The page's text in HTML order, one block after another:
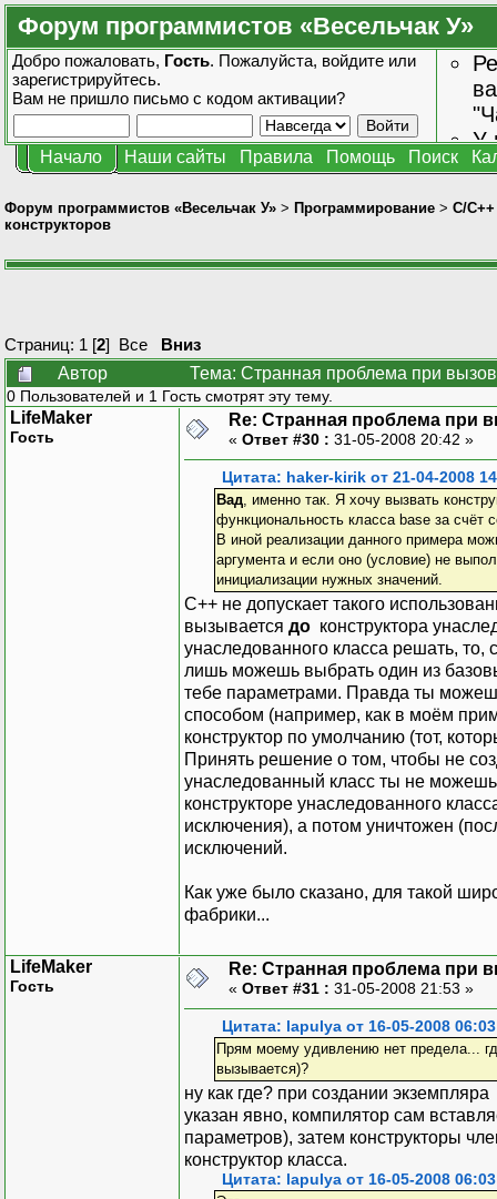
Форум программистов «Весельчак У»
Добро пожаловать, Гость. Пожалуйста, войдите или
зарегистрируйтесь.
Вам не пришло письмо с кодом активации?
У
Начало Наши сайты Правила Помощь Поиск
Форум программистов «Весельчак У» > Программирование > C/C++
конструкторов
Страниц: 1 [2] Все
Вниз
Автор
Тема: Странная проблема при
0 Пользователей и 1 Гость смотрят эту тему.
LifeMaker
Гость
Re: Странная проблема при
« Ответ #30 : 31-05-2008 20:42 »
Цитата: haker-kirik от 21-04-2008
Вад, именно так. Я хочу вызвать
функциональность класса base за счёт
В иной реализации данного примера
аргумента и если оно (условие) не
инициализации нужных значений.
С++ не допускает такого
вызывается до конструктора
унаследованного класса решать, то,
лишь можешь выбрать один из
тебе параметрами. Правда ты
способом (например, как в моём
конструктор по умолчанию (тот,
Принять решение о том, чтобы не
унаследованный класс ты не
конструкторе унаследованного
исключения), а потом уничтожен
исключений.
Как уже было сказано, для такой
фабрики...
LifeMaker
Гость
Re: Странная проблема при
« Ответ #31 : 31-05-2008 21:53 »
Цитата: lapulya от 16-05-2008 06:03
Прям моему удивлению нет предела...
вызывается)?
ну как где? при создании
указан явно, компилятор сам
параметров), затем конструкторы
конструктор класса.
Цитата: lapulya от 16-05-2008 06:03